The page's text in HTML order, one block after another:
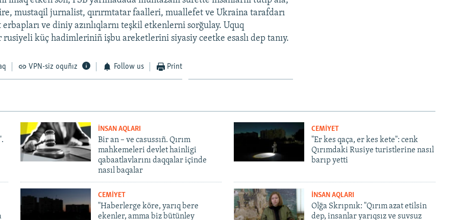
mustaqil jurnalist, qırırmtatar faalleri, muallefet ve Ukraina tarafdarı
erbapları ve diniy azınlıqlarnı teşkil etkenlerni sorğulay. Uquq
rusiyeli küç hadimleriniñ işbu areketlerini siyasiy ceetke esaslı dep tanıy.
VPN-siz oquñız Follow us Print
İNSAN AQLARI
Bir an – ve casussıñ. Qırım
mahkemeleri devlet hainligi
qabaatlavlarını daqqalar içinde
nasıl baqalar
CEMİYET
"Er kes qaça, er kes kete": cenk
Qırımdaki Rusiye turistlerine nasıl
barıp yetti
CEMİYET
"Haberlerge köre, yarıq bere
ekenler, amma biz bütünley
İNSAN AQLARI
Olğa Skrıpnık: "Qırım azat etilsin
dep, insanlar yarıqsız ve suvsuz